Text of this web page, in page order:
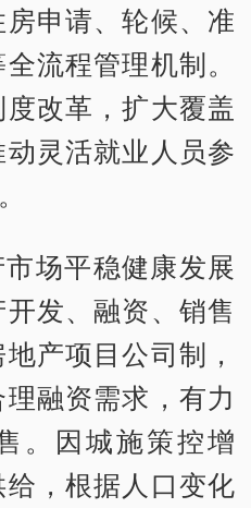
申请、轮候、准
流程管理机制。
改革，扩大覆盖
灵活就业人员参
场平稳健康发展
发、融资、销售
产项目公司制，
融资需求，有力
。因城施策控增
，根据人口变化